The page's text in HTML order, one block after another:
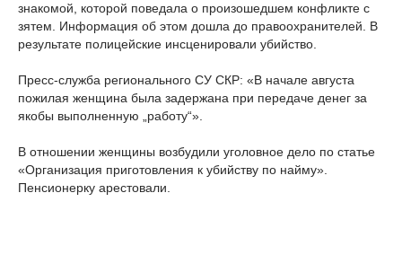
знакомой, которой поведала о произошедшем конфликте с
зятем. Информация об этом дошла до правоохранителей. В
результате полицейские инсценировали убийство.
Пресс-служба регионального СУ СКР: «В начале августа
пожилая женщина была задержана при передаче денег за
якобы выполненную „работу“».
В отношении женщины возбудили уголовное дело по статье
«Организация приготовления к убийству по найму».
Пенсионерку арестовали.